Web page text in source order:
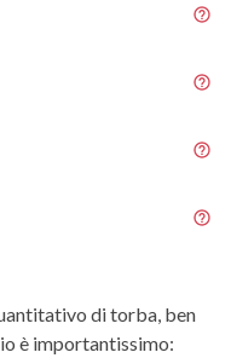
di torba, ben
è importantissimo: